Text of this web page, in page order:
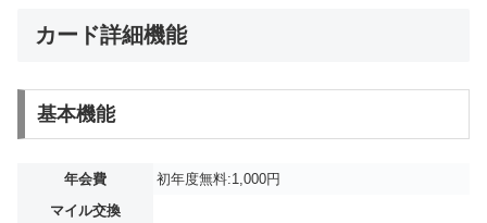
カード詳細機能
基本機能
年会費
初年度無料:1,000円
マイル交換